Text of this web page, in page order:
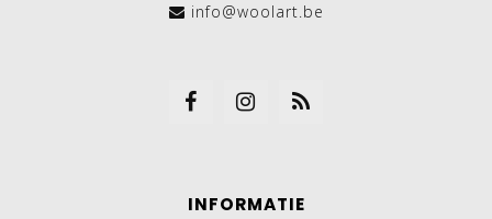
info@woolart.be
INFORMATIE